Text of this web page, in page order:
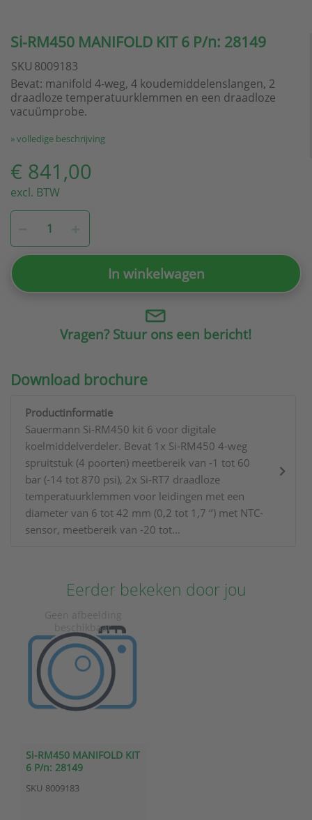
Si-RM450 MANIFOLD KIT 6 P/n: 28149
SKU 8009183
Bevat: manifold 4-weg, 4 koudemiddelenslangen, 2
draadloze temperatuurklemmen en een draadloze
vacuümprobe.
» volledige beschrijving
€ 841,00
excl. BTW
In winkelwagen
Vragen? Stuur ons een bericht!
Download brochure
Productinformatie
Sauermann Si-RM450 kit 6 voor digitale
koelmiddelverdeler. Bevat 1x Si-RM450 4-weg
spruitstuk (4 poorten) meetbereik van -1 tot 60
bar (-14 tot 870 psi), 2x Si-RT7 draadloze
temperatuurklemmen voor leidingen met een
diameter van 6 tot 42 mm (0,2 tot 1,7 ‘’) met NTC-
sensor, meetbereik van -20 tot...
Eerder bekeken door jou
Si-RM450 MANIFOLD KIT
6 P/n: 28149
SKU 8009183